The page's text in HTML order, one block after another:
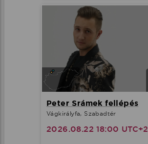
Peter Srámek fellépés
Vágkirályfa, Szabadtér
2026.08.22 18:00 UTC+2